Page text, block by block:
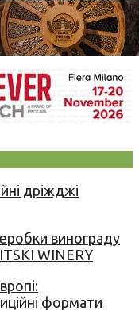
дріжджі
винограду
WINERY
формати